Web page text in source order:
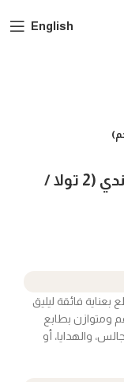
English
بخور دبل سوبر موري – أصل هندي (2 تولا /
فائقة ليليق
ومتوازن بطابع
والهدايا، أو